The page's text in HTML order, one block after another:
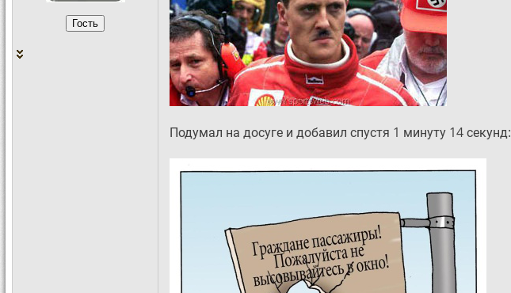
Подумал на досуге и добавил спустя 1 минуту 14 секунд: